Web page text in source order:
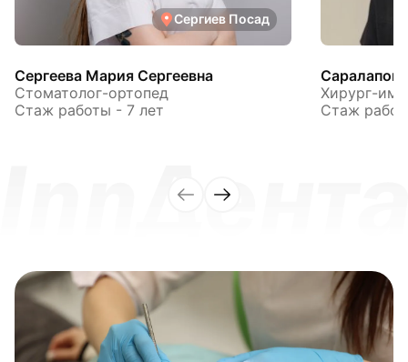
Сергиев Посад
Сергеева Мария Сергеевна
Стоматолог-ортопед
Стаж работы - 7 лет
Саралапов
Хирург-
Стаж